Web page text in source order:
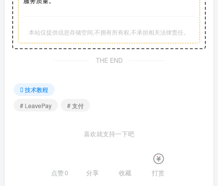
本站仅提供信息存储空间,不拥有所有权,不承担相关法律责任。
THE END
技术教程
# LeavePay
# 支付
喜欢就支持一下吧
点赞0 分享 收藏 打赏